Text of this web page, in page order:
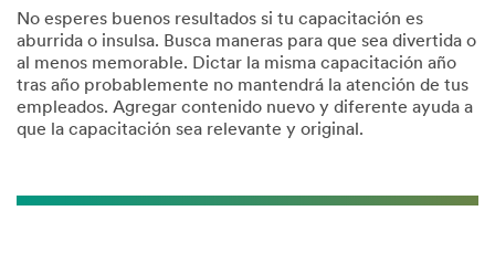
No esperes buenos resultados si tu capacitación es
aburrida o insulsa. Busca maneras para que sea divertida o
al menos memorable. Dictar la misma capacitación año
tras año probablemente no mantendrá la atención de tus
empleados. Agregar contenido nuevo y diferente ayuda a
que la capacitación sea relevante y original.